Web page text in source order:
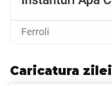
Caricatura zilei